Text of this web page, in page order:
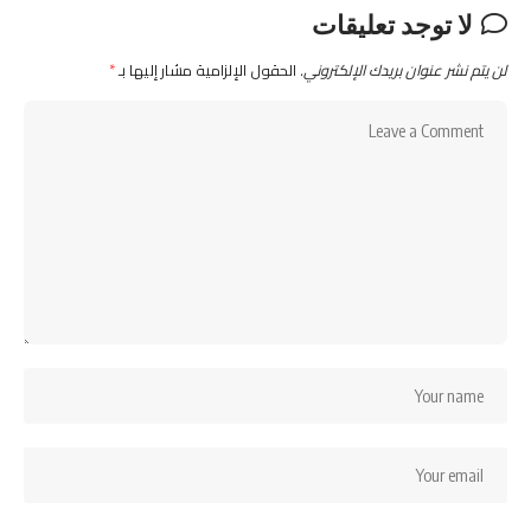
لا توجد تعليقات
لن يتم نشر عنوان بريدك الإلكتروني. الحقول الإلزامية مشار إليها بـ*